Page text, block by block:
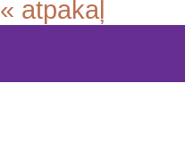
« atpakaļ